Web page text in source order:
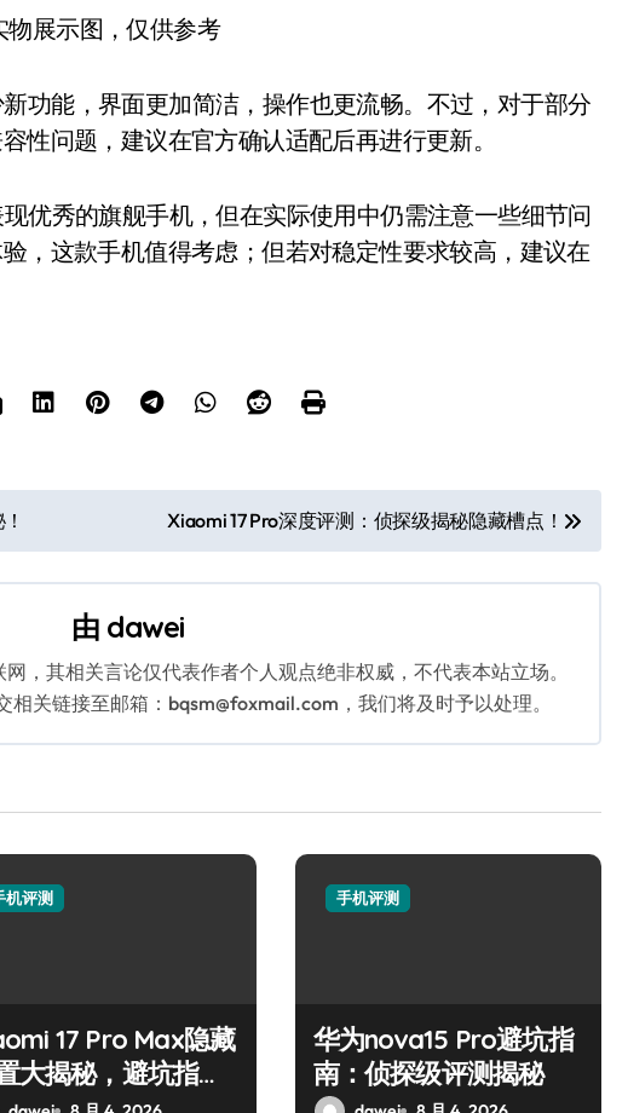
物展示图，仅供参考
功能，界面更加简洁，操作也更流畅。不过，对于部分
性问题，建议在官方确认适配后再进行更新。
秀的旗舰手机，但在实际使用中仍需注意一些细节问
，这款手机值得考虑；但若对稳定性要求较高，建议在
Xiaomi 17 Pro深度评测：侦探级揭秘隐藏槽点！
由 dawei
网，其相关言论仅代表作者个人观点绝非权威，不代表本站立场。
关链接至邮箱：bqsm@foxmail.com，我们将及时予以处理。
机评测
17 Pro Max隐藏
大揭秘，避坑指
手机评测
华为nova15 Pro避坑指
南：侦探级评测揭秘